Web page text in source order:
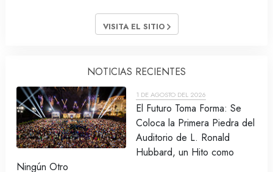
VISITA EL SITIO
NOTICIAS RECIENTES
1 DE AGOSTO DEL 2026
El Futuro Toma Forma: Se
Coloca la Primera Piedra del
Auditorio de L. Ronald
Hubbard, un Hito como
Ningún Otro